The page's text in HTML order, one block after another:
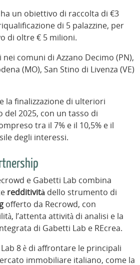
un obiettivo di raccolta di €3
di 5 palazzine, per
di oltre € 5 milioni.
comuni di Azzano Decimo (PN),
(MO), San Stino di Livenza (VE)
la finalizzazione di ulteriori
2025, con un tasso di
tra il 7% e il 10,5% e il
degli interessi.
e Gabetti Lab combina
redditività dello strumento di
offerto da Recrowd, con
l’attenta attività di analisi e la
di Gabetti Lab e REcrea.
8 è di affrontare le principali
immobiliare italiano, come la